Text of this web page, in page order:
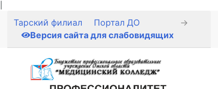
Тарский филиал Портал ДО
→
Версия сайта для слабовидящих